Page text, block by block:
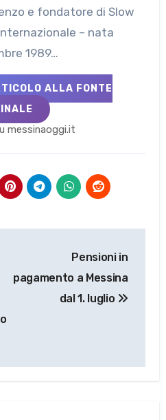
e fondatore di Slow
– nata
1989…
ALLA FONTE
messinaoggi.it
Pensioni in
pagamento a Messina
dal 1. luglio